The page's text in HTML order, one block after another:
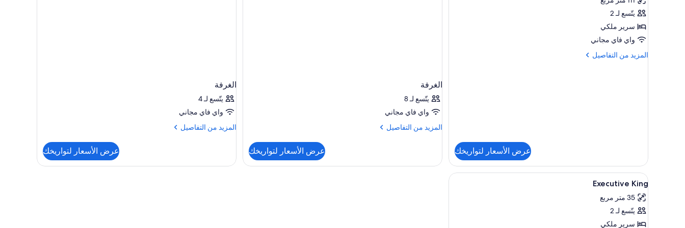
بشرفة
واسع
(Royal)
يتّسع لـ 2
سرير ملكي
واي فاي مجاني
المزيد من التفاصيل
المزيد
عرض الأسعار لتواريخك
الغرفة
يتّسع لـ 8
واي فاي مجاني
المزيد من التفاصيل
المزيد
الغرفة
عرض الأسعار لتواريخك
الغرفة
يتّسع لـ 4
واي فاي مجاني
المزيد من التفاصيل
المزيد
الغرفة
عرض الأسعار لتواريخك
استعراض
جميع
صور
Executive
King
أغطية فراش متميزة وألحفة محشوة بالريش وخزنة داخل الغرفة ومكتب
11
Executive King
35 متر مربع
يتّسع لـ 2
سرير ملكي